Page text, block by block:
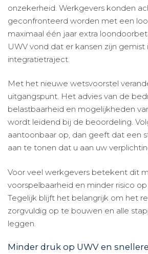
onzekerheid. Werkgevers konden
geconfronteerd worden met een
maximaal één jaar extra
UWV vond dat er kansen zijn gemist
integratietraject.
Met het nieuwe wetsvoorstel
uitgangspunt. Het advies van de
belastbaarheid en mogelijkheden
wordt leidend bij de beoordeling.
aantoonbaar op, dan geeft dat een
aan te tonen dat u aan uw
Voor veel werkgevers betekent dit
voorspelbaarheid en minder risico op
Tegelijk blijft het belangrijk om het
zorgvuldig op te bouwen en alle
leggen.
Minder druk op UWV en